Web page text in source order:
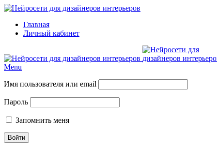
Главная
Личный кабинет
Menu
Имя пользователя или email
Пароль
Запомнить меня